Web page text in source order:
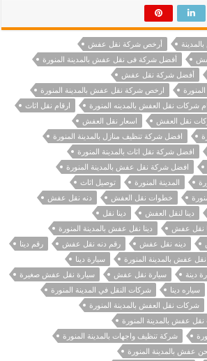
أرخص شركة نقل عفش
أفضل شركة فى نقل عفش بالمدينة المنورة
أفضل شركة نقل عفش
ارخص شركة نقل عفش بالمدينة المنورة
شركات نقل العفش بالمدينه المنورة
ارقام نقل اثاث
نقل العفش
اسعار نقل العفش
افضل شركة تنظيف منازل بالمدينة المنورة
افضل شركة نقل اثاث بالمدينة المنورة
افضل شركة نقل عفش بالمدينة المنورة
المدينة المنورة
توصيل اثاث
خطوات نقل العفش
دنه نقل عفش
دينا لنقل العفش
دينا نقل
نقل عفش
دينا نقل عفش بالمدينة المنورة
دينه نقل عفش رقم دنه نقل عفش
رقم دينا
عفش بالمدينة المنورة
سيارة دينا
دينة سيارة نقل عفش
سيارة نقل عفش صغيرة
سياره دينا
شركات النقل في المدينة المنورة
شركات نقل العفش بالمدينة المنورة
عفش بالمدينة المنورة
شركة تنظيف واجهات بالمدينة المنورة
عفش بالمدينة المنورة